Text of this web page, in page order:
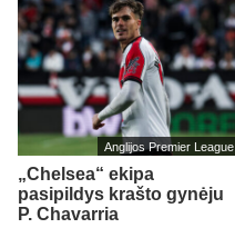
Anglijos Premier League
„Chelsea“ ekipa
pasipildys krašto gynėju
P. Chavarria